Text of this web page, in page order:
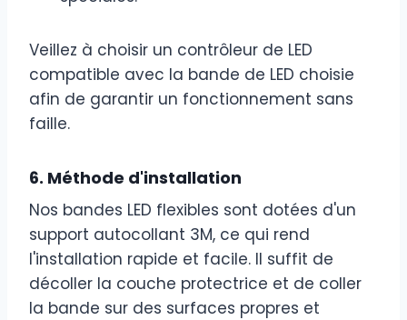
Veillez à choisir un contrôleur de LED
compatible avec la bande de LED choisie
afin de garantir un fonctionnement sans
faille.
6. Méthode d'installation
Nos bandes LED flexibles sont dotées d'un
support autocollant 3M, ce qui rend
l'installation rapide et facile. Il suffit de
décoller la couche protectrice et de coller
la bande sur des surfaces propres et